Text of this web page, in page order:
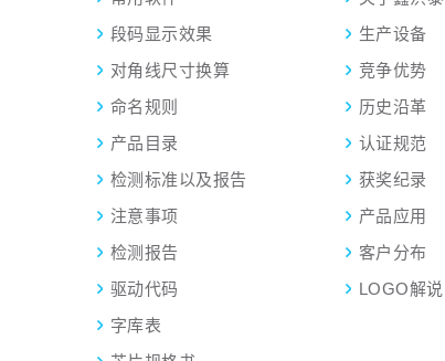
段码显示效果
对角线尺寸换算
命名规则
产品目录
检测标准以及报告
注意事项
检测报告
驱动代码
字库表
生产设备
竞争优势
历史沿革
认证规范
获奖纪录
产品应用
客户分布
LOGO解说